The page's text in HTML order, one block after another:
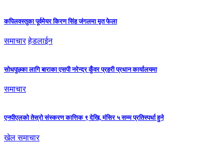
कपिलवस्तुका पूर्वमेयर किरण सिंह जंगलमा मृत फेला
समाचार हेडलाईन
सोधपुछका लागि बाराका एसपी नरेन्द्र कुँवर प्रहरी प्रधान कार्यालयमा
समाचार
एनपीएलको तेस्रो संस्करण कात्तिक ९ देखि, मंसिर ५ सम्म प्रतिस्पर्धा हुने
खेल समाचार